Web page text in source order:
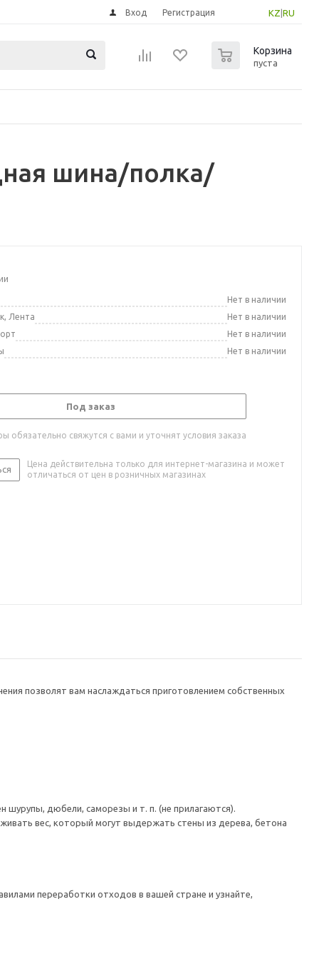
KZ RU
Вход Регистрация
Корзина
пуста
шина/полка/
Нет в наличии
Лента
Нет в наличии
Нет в наличии
Нет в наличии
Под заказ
обязательно свяжутся с вами и уточнят условия заказа
Цена действительна только для интернет-магазина и может
отличаться от цен в розничных магазинах
позволят вам наслаждаться приготовлением собственных
дюбели, саморезы и т. п. (не прилагаются).
вес, который могут выдержать стены из дерева, бетона
переработки отходов в вашей стране и узнайте,